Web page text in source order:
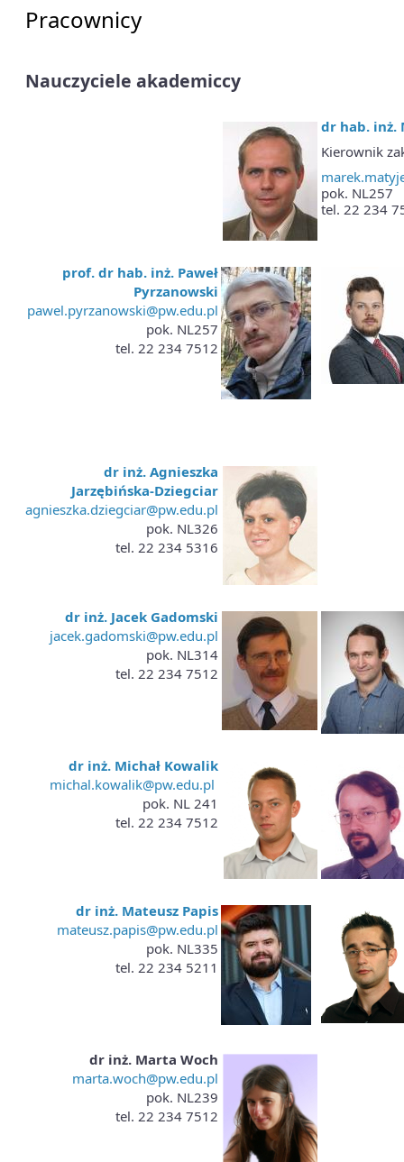
Pracownicy
Nauczyciele akademiccy
dr hab. inż.
Kierownik
pok. NL257
tel. 22 234
prof. dr hab. inż. Paweł
Pyrzanowski
pawel.pyrzanowski@pw.edu.pl
pok. NL257
tel. 22 234 7512
dr inż. Agnieszka
Jarzębińska-Dziegciar
agnieszka.dziegciar@pw.edu.pl
pok. NL326
tel. 22 234 5316
dr inż. Jacek Gadomski
jacek.gadomski@pw.edu.pl
pok. NL314
tel. 22 234 7512
dr inż. Michał Kowalik
michal.kowalik@pw.edu.pl
pok. NL 241
tel. 22 234 7512
dr inż. Mateusz Papis
mateusz.papis@pw.edu.pl
pok. NL335
tel. 22 234 5211
dr inż. Marta Woch
marta.woch@pw.edu.pl
pok. NL239
tel. 22 234 7512